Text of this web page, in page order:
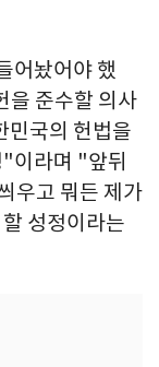
어놨어야 했
을 준수할 의사
민국의 헌법을
이라며 "앞뒤
우고 뭐든 제가
성정이라는